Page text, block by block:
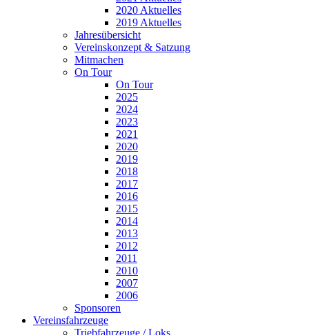
2020 Aktuelles
2019 Aktuelles
Jahresübersicht
Vereinskonzept & Satzung
Mitmachen
On Tour
On Tour
2025
2024
2023
2021
2020
2019
2018
2017
2016
2015
2014
2013
2012
2011
2010
2007
2006
Sponsoren
Vereinsfahrzeuge
Triebfahrzeuge / Loks